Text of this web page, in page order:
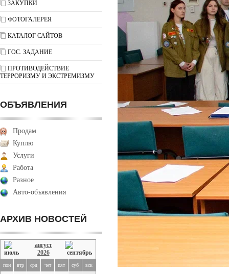
ЗАКУПКИ
ФОТОГАЛЕРЕЯ
КАТАЛОГ САЙТОВ
ГОС. ЗАДАНИЕ
ПРОТИВОДЕЙСТВИЕ
ТЕРРОРИЗМУ И ЭКСТРЕМИЗМУ
ОБЪЯВЛЕНИЯ
Продам
Куплю
Услуги
Работа
Разное
Авто-объявления
АРХИВ НОВОСТЕЙ
август
2026
пон втр срд чет пят суб вск